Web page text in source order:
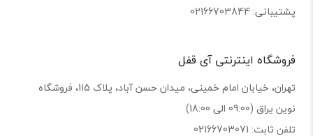
پشتیبانی: 02166703844
فروشگاه اینترنتی آی قفل
تهران، خیابان امام خمینی، میدان حسن آباد، پلاک 115، فروشگاه
نوین یراق (09:00 الی 18:00)
تلفن ثابت: 02166703071